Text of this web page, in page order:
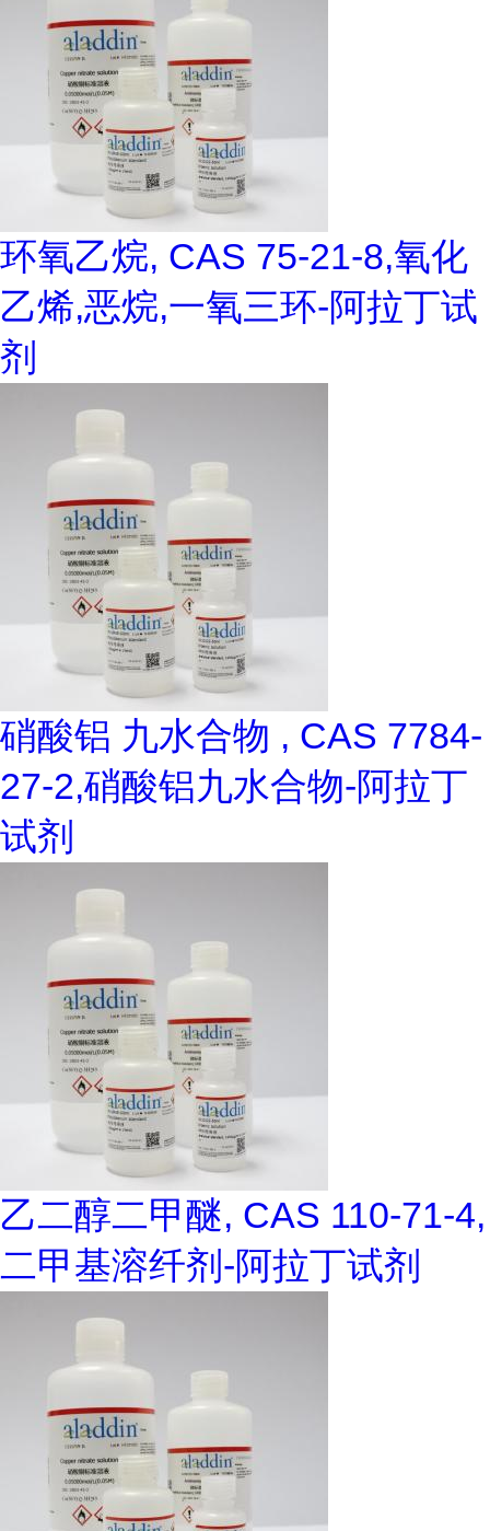
环氧乙烷, CAS 75-21-8,氧化
乙烯,恶烷,一氧三环-阿拉丁试
剂
硝酸铝 九水合物 , CAS 7784-
27-2,硝酸铝九水合物-阿拉丁
试剂
乙二醇二甲醚, CAS 110-71-4,
二甲基溶纤剂-阿拉丁试剂